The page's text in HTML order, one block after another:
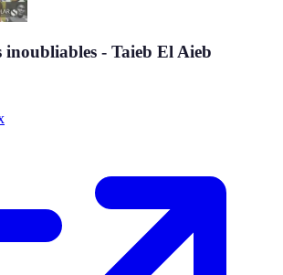
inoubliables - Taieb El Aieb